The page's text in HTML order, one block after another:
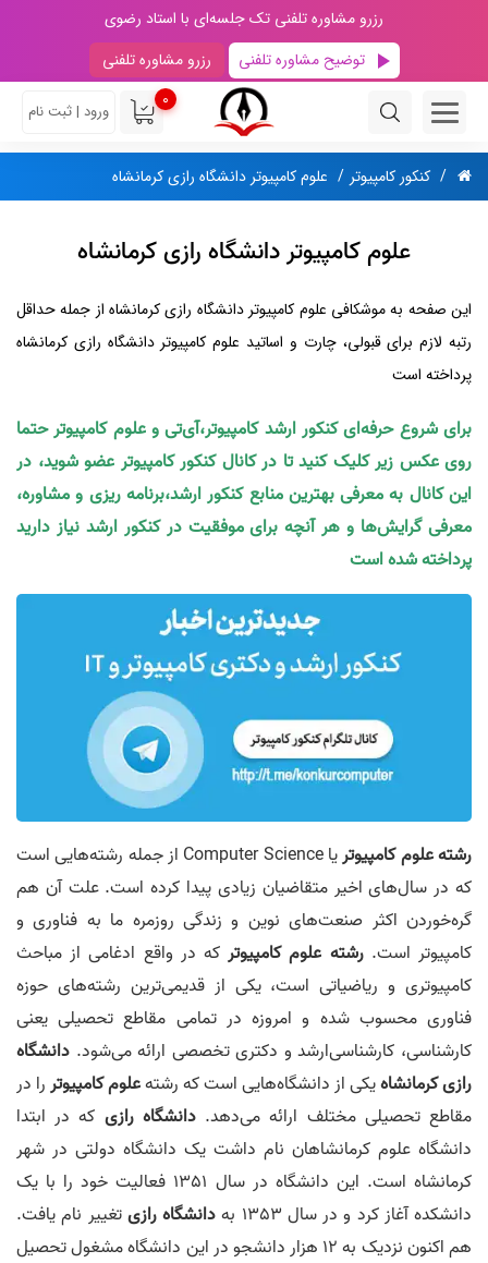
رزرو مشاوره تلفنی تک جلسه‌ای با استاد رضوی
توضیح مشاوره تلفنی
رزرو مشاوره تلفنی
0
ورود | ثبت نام
کنکور کامپیوتر علوم کامپیوتر دانشگاه رازی کرمانشاه
علوم کامپیوتر دانشگاه رازی کرمانشاه
این صفحه به موشکافی علوم کامپیوتر دانشگاه رازی کرمانشاه از جمله حداقل
رتبه لازم برای قبولی، چارت و اساتید علوم کامپیوتر دانشگاه رازی کرمانشاه
پرداخته است
برای شروع حرفه‌ای کنکور ارشد کامپیوتر،آی‌تی و علوم کامپیوتر حتما
روی عکس زیر کلیک کنید تا در کانال کنکور کامپیوتر عضو شوید، در
این کانال به معرفی بهترین منابع کنکور ارشد،برنامه ریزی و مشاوره،
معرفی گرایش‌ها و هر آنچه برای موفقیت در کنکور ارشد نیاز دارید
پرداخته شده است
رشته علوم کامپیوتر
یا Computer Science از جمله رشته‌هایی است
که در سال‌های اخیر متقاضیان زیادی پیدا کرده است. علت آن هم
گره‌خوردن اکثر صنعت‌های نوین و زندگی روزمره ما به فناوری و
کامپیوتر است.رشته علوم کامپیوترکه در واقع ادغامی از مباحث
کامپیوتری و ریاضیاتی است، یکی از قدیمی‌ترین رشته‌های حوزه
فناوری محسوب شده و امروزه در تمامی مقاطع تحصیلی یعنی
کارشناسی، کارشناسی‌ارشد و دکتری تخصصی ارائه می‌‎شود.
دانشگاه‌
رازی کرمانشاهیکی از دانشگاه‌هایی است که رشتهعلوم کامپیوتررا در
مقاطع تحصیلی مختلف ارائه می‌دهد.دانشگاه رازی که در ابتدا
دانشگاه علوم کرمانشاهان نام داشت یک دانشگاه دولتی در شهر
کرمانشاه است. این دانشگاه در سال 1351 فعالیت خود را با یک
دانشکده آغاز کرد و در سال 1353 به
دانشگاه رازیتغییر نام یافت.
هم اکنون نزدیک به 12 هزار دانشجو در این دانشگاه مشغول تحصیل